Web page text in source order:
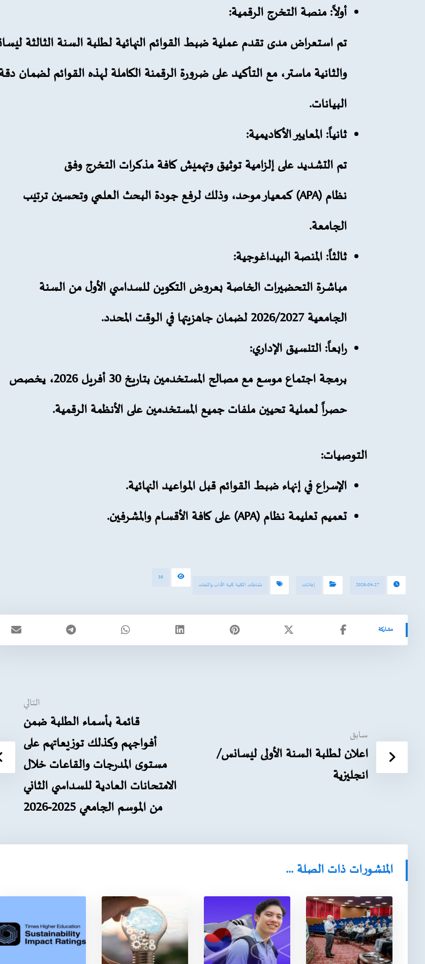
أولاً: منصة التخرج الرقمية:
تم استعراض مدى تقدم عملية ضبط القوائم النهائية لطلبة السنة الثالثة
والثانية ماستر، مع التأكيد على ضرورة الرقمنة الكاملة لهذه القوائم لضمان
البيانات.
ثانياً: المعايير الأكاديمية:
تم التشديد على إلزامية توثيق وتهميش كافة مذكرات التخرج وفق
نظام (APA)
كمعيار موحد، وذلك لرفع جودة البحث العلمي وتحسين ترتيب
الجامعة.
ثالثاً: المنصة البيداغوجية:
مباشرة التحضيرات الخاصة بعروض التكوين للسداسي الأول من السنة
الجامعية2026/2027لضمان جاهزيتها في الوقت المحدد.
رابعاً: التنسيق الإداري:
برمجة اجتماع موسع معمصالح المستخدمين بتاريخ30 أفريل 2026
، يخصص
حصراً لعملية تحيين ملفات جميع المستخدمين على الأنظمة الرقمية.
التوصيات:
الإسراع في إنهاء ضبط القوائم قبل المواعيد النهائية.
تعميم تعليمة نظام (APA) على كافة الأقسام والمشرفين.
2026-04-27 إعلانات نشاطات الكلية كلية الآداب واللغات
39
سابق
اعلان لطلبة السنة الأولى ليسانس/
انجليزية
التالي
قائمة بأسماء الطلبة ضمن
أفواجهم وكذلك توزيعاتهم على
مستوى المدرجات والقاعات خلال
الامتحانات العادية للسداسي الثاني
من الموسم الجامعي 2025-2026
المنشورات ذات الصلة ...